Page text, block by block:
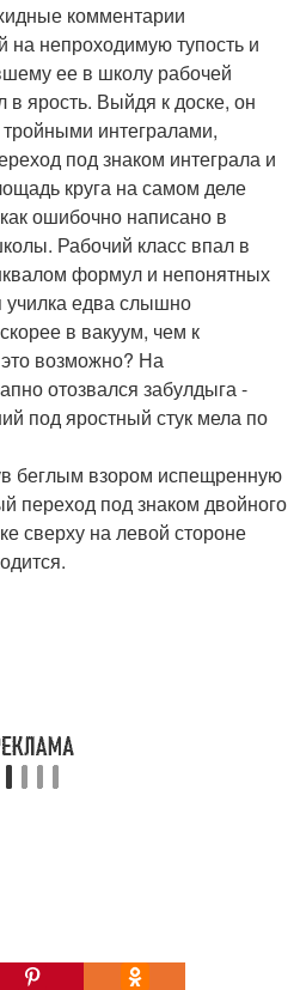
комментарии
на непроходимую тупость и
ее в школу рабочей
ярость. Выйдя к доске, он
интегралами,
под знаком интеграла и
круга на самом деле
ошибочно написано в
Рабочий класс впал в
формул и непонятных
училка едва слышно
в вакуум, чем к
возможно? На
отозвался забулдыга -
под яростный стук мела по
беглым взором испещренную
переход под знаком двойного
сверху на левой стороне